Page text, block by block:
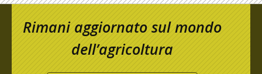
Rimani aggiornato sul mondo
dell’agricoltura